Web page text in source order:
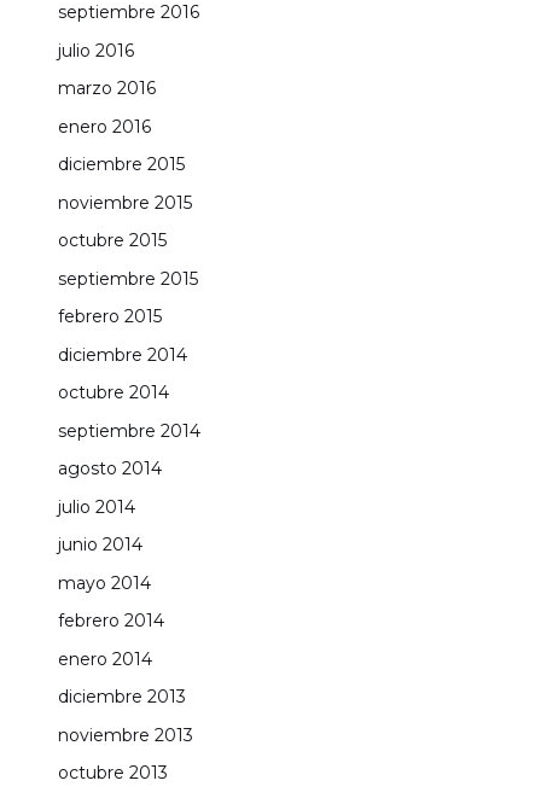
septiembre 2016
julio 2016
marzo 2016
enero 2016
diciembre 2015
noviembre 2015
octubre 2015
septiembre 2015
febrero 2015
diciembre 2014
octubre 2014
septiembre 2014
agosto 2014
julio 2014
junio 2014
mayo 2014
febrero 2014
enero 2014
diciembre 2013
noviembre 2013
octubre 2013